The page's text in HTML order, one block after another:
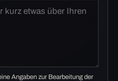
Angaben zur Bearbeitung der